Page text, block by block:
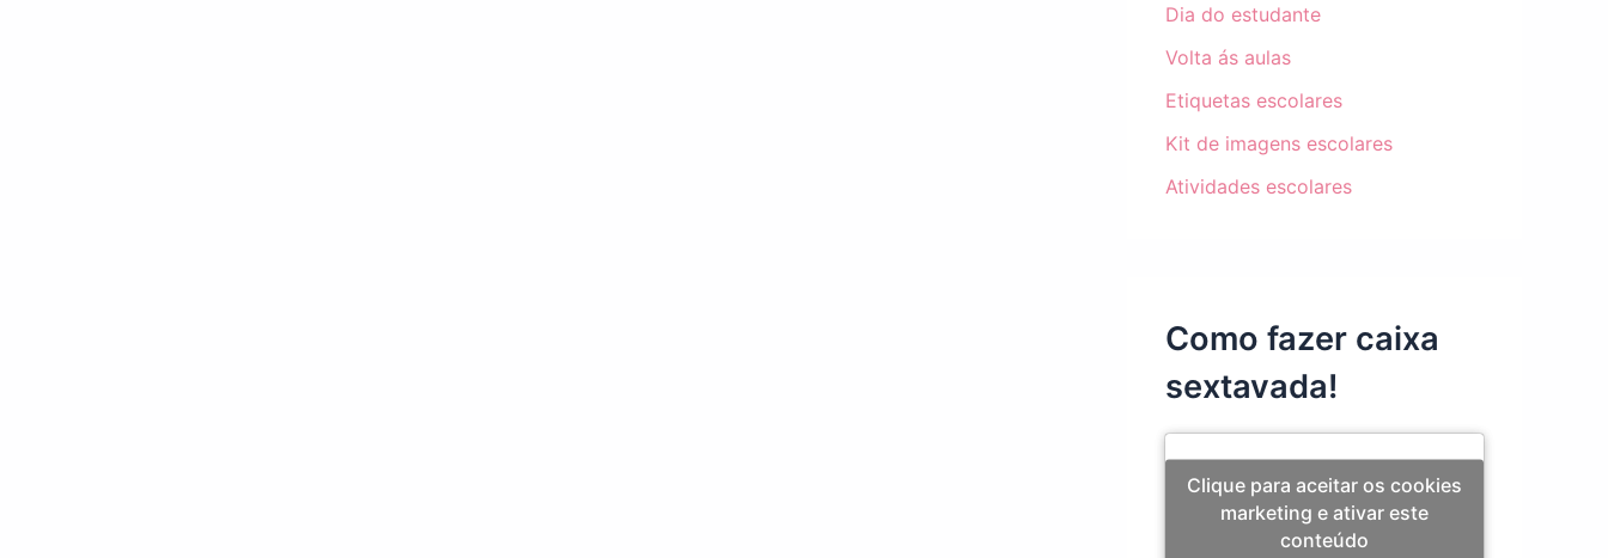
Dia do estudante
Volta ás aulas
Etiquetas escolares
Kit de imagens escolares
Atividades escolares
Como fazer caixa
sextavada!
Clique para aceitar os cookies
marketing e ativar este
conteúdo